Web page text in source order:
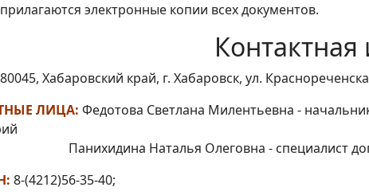
электронные копии всех документов.
Хабаровский край, г. Хабаровск, ул.
ЛИЦА: Федотова Светлана Милентьевна -
Наталья Олеговна - специалист
8-(4212)56-35-40;